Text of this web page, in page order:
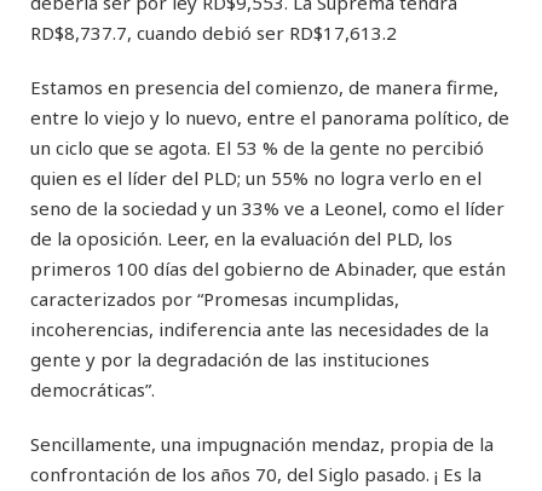
RD$8,737.7, cuando debió ser RD$17,613.2
Estamos en presencia del comienzo, de manera firme,
entre lo viejo y lo nuevo, entre el panorama político, de
un ciclo que se agota. El 53 % de la gente no percibió
quien es el líder del PLD; un 55% no logra verlo en el
seno de la sociedad y un 33% ve a Leonel, como el líder
de la oposición. Leer, en la evaluación del PLD, los
primeros 100 días del gobierno de Abinader, que están
caracterizados por “Promesas incumplidas,
incoherencias, indiferencia ante las necesidades de la
gente y por la degradación de las instituciones
democráticas”.
Sencillamente, una impugnación mendaz, propia de la
confrontación de los años 70, del Siglo pasado. ¡ Es la